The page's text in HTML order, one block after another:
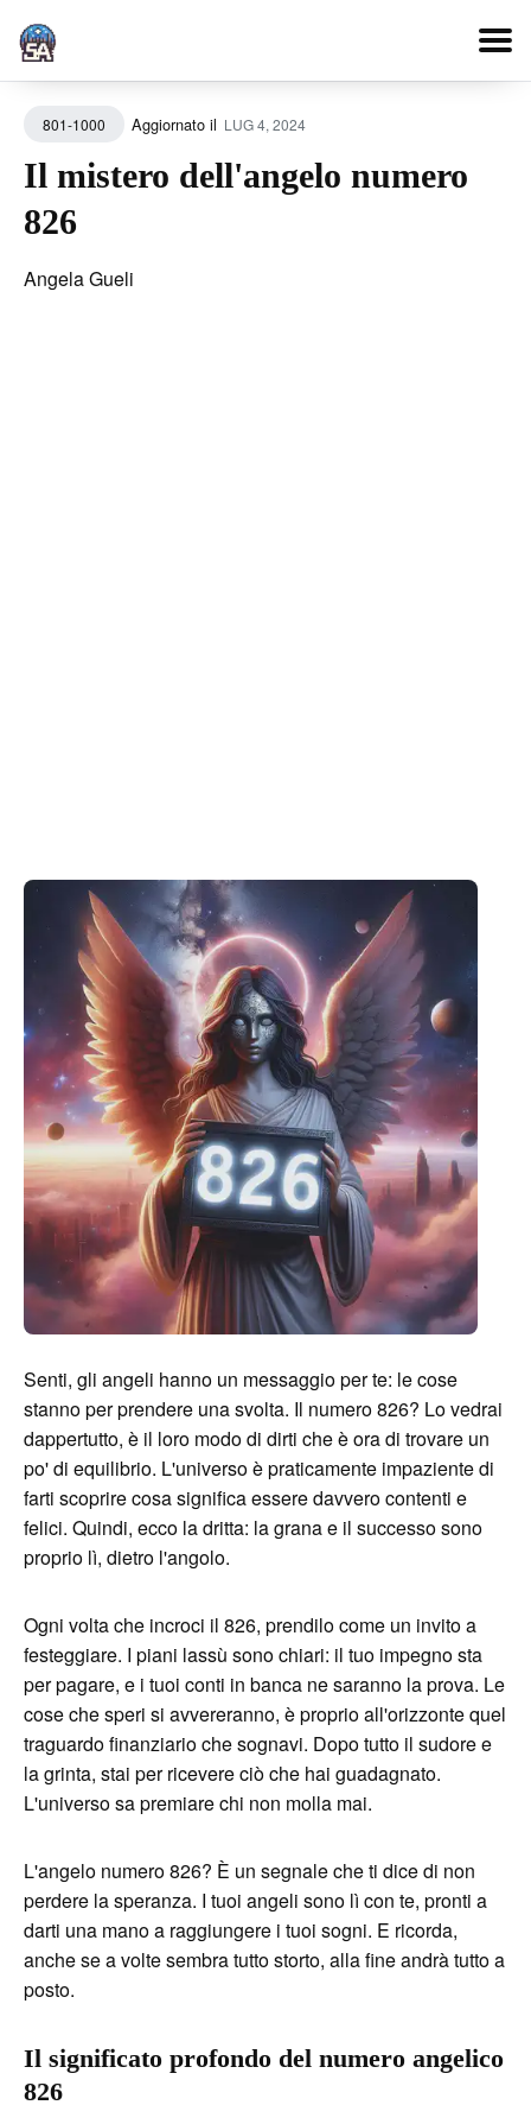
801-1000 Aggiornato il LUG 4, 2024
Il mistero dell'angelo numero
826
Angela Gueli
for
Blog
Senti, gli angeli hanno un messaggio per te: le cose
stanno per prendere una svolta. Il numero 826? Lo vedrai
dappertutto, è il loro modo di dirti che è ora di trovare un
po' di equilibrio. L'universo è praticamente impaziente di
farti scoprire cosa significa essere davvero contenti e
felici. Quindi, ecco la dritta: la grana e il successo sono
proprio lì, dietro l'angolo.
Ogni volta che incroci il 826, prendilo come un invito a
festeggiare. I piani lassù sono chiari: il tuo impegno sta
per pagare, e i tuoi conti in banca ne saranno la prova. Le
cose che speri si avvereranno, è proprio all'orizzonte quel
traguardo finanziario che sognavi. Dopo tutto il sudore e
la grinta, stai per ricevere ciò che hai guadagnato.
L'universo sa premiare chi non molla mai.
L'angelo numero 826? È un segnale che ti dice di non
perdere la speranza. I tuoi angeli sono lì con te, pronti a
darti una mano a raggiungere i tuoi sogni. E ricorda,
anche se a volte sembra tutto storto, alla fine andrà tutto a
posto.
Il significato profondo del numero angelico
826